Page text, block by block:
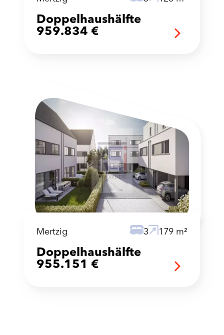
Doppelhaushälfte
959.834 €
Mertzig 3 179 m²
Doppelhaushälfte
955.151 €